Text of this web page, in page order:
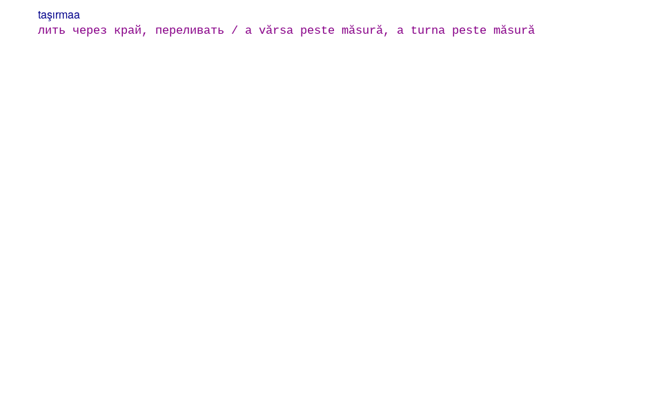
taşırmaa
лить через край, переливать / a vărsa peste măsură, a turna peste măsură